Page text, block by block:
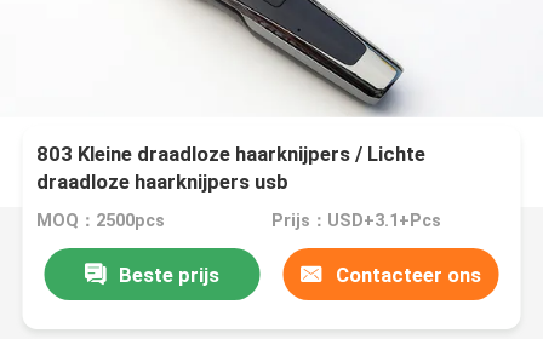
803 Kleine draadloze haarknijpers / Lichte
draadloze haarknijpers usb
MOQ：2500pcs Prijs：USD+3.1+Pcs
Beste prijs Contacteer ons